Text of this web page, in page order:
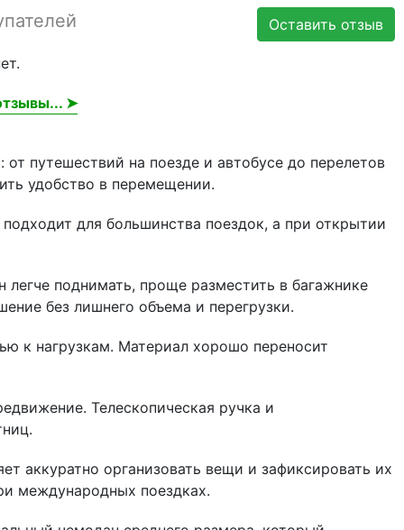
Оставить отзыв
➤
путешествий на поезде и автобусе до перелетов
удобство в перемещении.
для большинства поездок, а при открытии
легче поднимать, проще разместить в багажнике
без лишнего объема и перегрузки.
к нагрузкам. Материал хорошо переносит
Телескопическая ручка и
аккуратно организовать вещи и зафиксировать их
международных поездках.